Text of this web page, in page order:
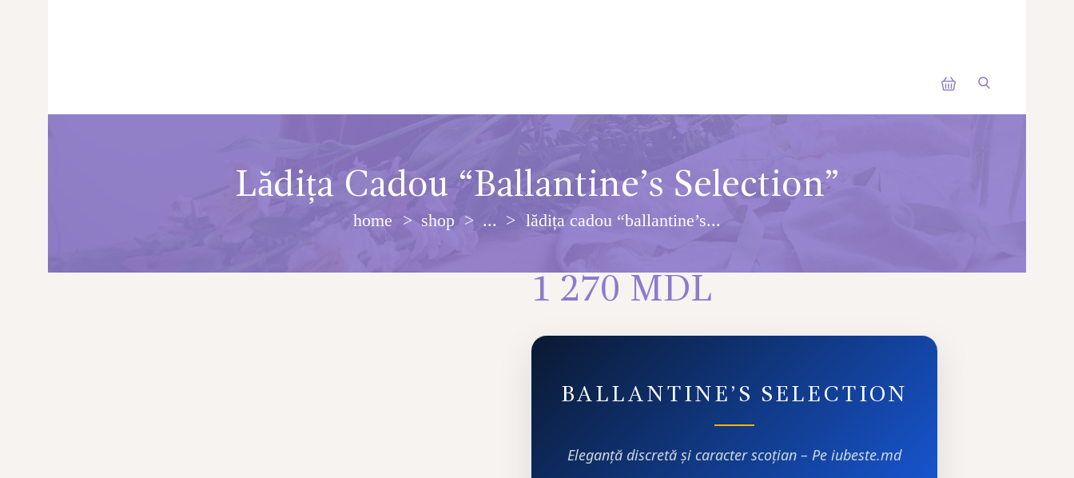
Lădița Cadou “Ballantine’s Selection”
home shop ... lădița cadou “ballantine’s...
1 270 MDL
BALLANTINE’S SELECTION
Eleganță discretă și caracter scoțian – Pe iubeste.md